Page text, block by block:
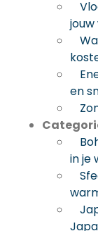
jouw
en
in je